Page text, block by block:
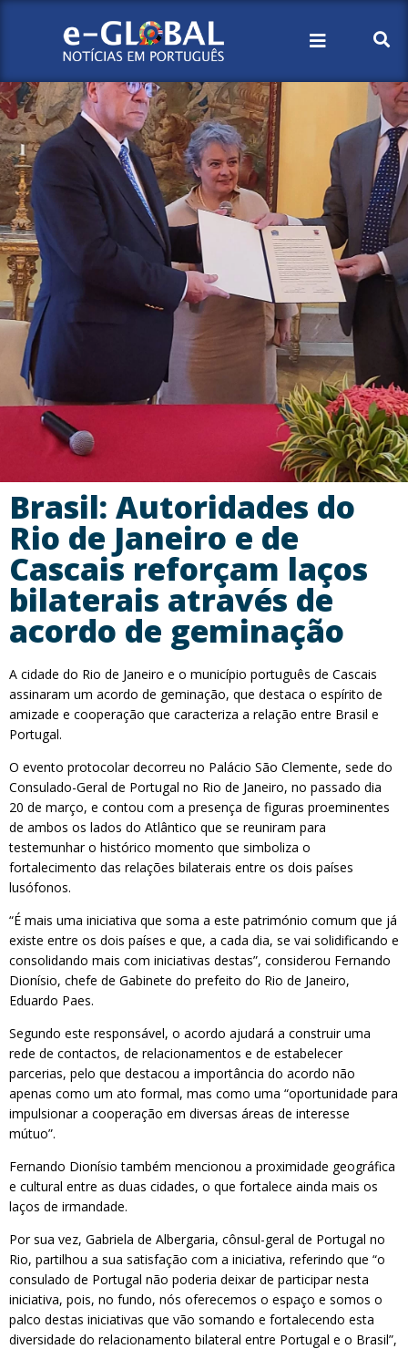
Brasil: Autoridades do
Rio de Janeiro e de
Cascais reforçam laços
bilaterais através de
acordo de geminação
A cidade do Rio de Janeiro e o município português de Cascais
assinaram um acordo de geminação, que destaca o espírito de
amizade e cooperação que caracteriza a relação entre Brasil e
Portugal.
O evento protocolar decorreu no Palácio São Clemente, sede do
Consulado-Geral de Portugal no Rio de Janeiro, no passado dia
20 de março, e contou com a presença de figuras proeminentes
de ambos os lados do Atlântico que se reuniram para
testemunhar o histórico momento que simboliza o
fortalecimento das relações bilaterais entre os dois países
lusófonos.
“É mais uma iniciativa que soma a este património comum que já
existe entre os dois países e que, a cada dia, se vai solidificando e
consolidando mais com iniciativas destas”, considerou Fernando
Dionísio, chefe de Gabinete do prefeito do Rio de Janeiro,
Eduardo Paes.
Segundo este responsável, o acordo ajudará a construir uma
rede de contactos, de relacionamentos e de estabelecer
parcerias, pelo que destacou a importância do acordo não
apenas como um ato formal, mas como uma “oportunidade para
impulsionar a cooperação em diversas áreas de interesse
mútuo”.
Fernando Dionísio também mencionou a proximidade geográfica
e cultural entre as duas cidades, o que fortalece ainda mais os
laços de irmandade.
Por sua vez, Gabriela de Albergaria, cônsul-geral de Portugal no
Rio, partilhou a sua satisfação com a iniciativa, referindo que “o
consulado de Portugal não poderia deixar de participar nesta
iniciativa, pois, no fundo, nós oferecemos o espaço e somos o
palco destas iniciativas que vão somando e fortalecendo esta
diversidade do relacionamento bilateral entre Portugal e o Brasil”,